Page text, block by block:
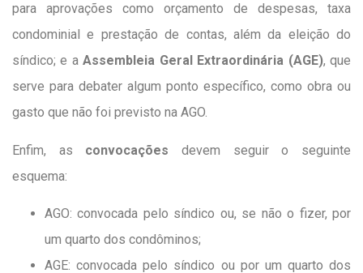
para aprovações como orçamento de despesas, taxa
condominial e prestação de contas, além da eleição do
síndico; e aAssembleia Geral Extraordinária (AGE), que
serve para debater algum ponto específico, como obra ou
gasto que não foi previsto na AGO.
Enfim, as convocações devem seguir o seguinte
esquema:
AGO: convocada pelo síndico ou, se não o fizer, por
um quarto dos condôminos;
AGE: convocada pelo síndico ou por um quarto dos